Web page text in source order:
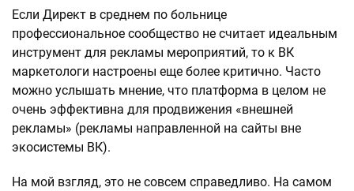
Если Директ в среднем по больнице
профессиональное сообщество не считает идеальным
инструмент для рекламы мероприятий, то к ВК
маркетологи настроены еще более критично. Часто
можно услышать мнение, что платформа в целом не
очень эффективна для продвижения «внешней
рекламы» (рекламы направленной на сайты вне
экосистемы ВК).
На мой взгляд, это не совсем справедливо. На самом